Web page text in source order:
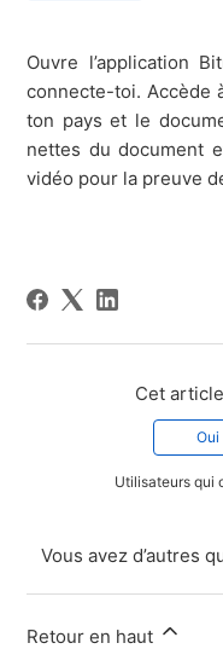
Ouvre l’application
connecte-toi. Accède
ton pays et le
nettes du document
vidéo pour la preuve
Cet
Oui
Utilisateurs qui
Vous avez d’autres
Retour en haut